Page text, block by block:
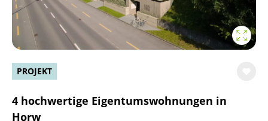
PROJEKT
4 hochwertige Eigentumswohnungen in
Horw